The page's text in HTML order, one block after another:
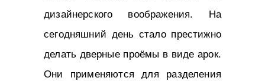
дизайнерского воображения. На
сегодняшний день стало престижно
делать дверные проёмы в виде арок.
Они применяются для разделения